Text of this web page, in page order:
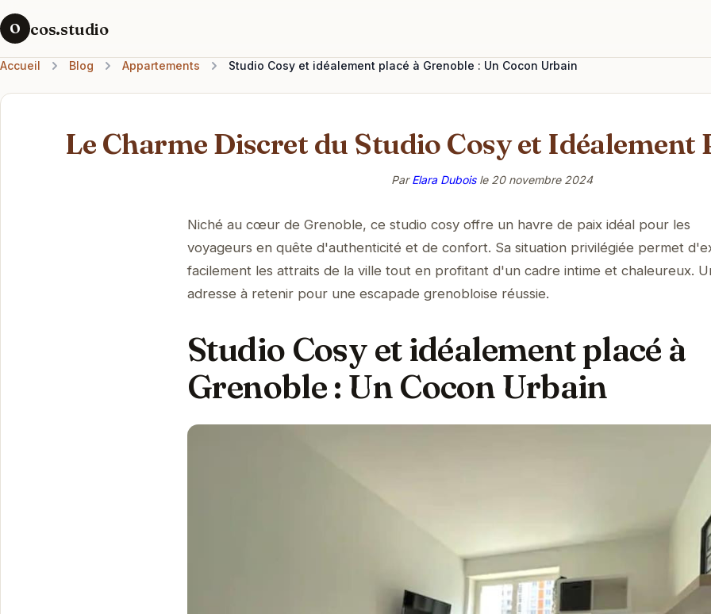
O cos.studio
Accueil Blog Appartements Studio Cosy et idéalement placé à Grenoble : Un Cocon Urbain
Le Charme Discret du Studio Cosy et Idéalement
ParElara Duboisle 20 novembre 2024
Niché au cœur de Grenoble, ce studio cosy offre un havre de paix idéal pour les
voyageurs en quête d'authenticité et de confort. Sa situation privilégiée permet
facilement les attraits de la ville tout en profitant d'un cadre intime et chaleureux.
adresse à retenir pour une escapade grenobloise réussie.
Studio Cosy et idéalement placé à
Grenoble : Un Cocon Urbain